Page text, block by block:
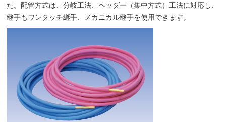
た。配管方式は、分岐工法、ヘッダー（集中方式）工法に対応し、
継手もワンタッチ継手、メカニカル継手を使用できます。